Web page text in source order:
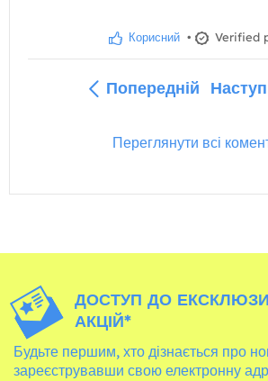
Корисний • Verified
Попередній
Переглянути всі
ДОСТУП ДО
АКЦІЙ*
Будьте першим, хто дізнається про
зареєструвавши свою електронну